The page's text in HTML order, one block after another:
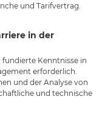
und Tarifvertrag.
in der
Kenntnisse in
erforderlich.
und der Analyse von
und technische